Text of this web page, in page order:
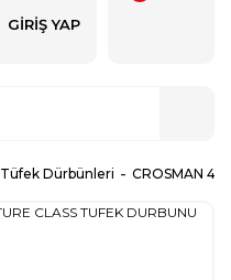
GIRIŞ YAP
Tüfek Dürbünleri CROSMAN 4-